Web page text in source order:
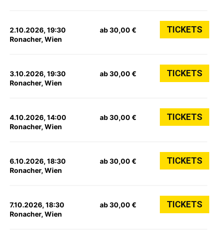
2.10.2026, 19:30
Ronacher, Wien
ab 30,00 € TICKETS
3.10.2026, 19:30
Ronacher, Wien
ab 30,00 € TICKETS
4.10.2026, 14:00
Ronacher, Wien
ab 30,00 € TICKETS
6.10.2026, 18:30
Ronacher, Wien
ab 30,00 € TICKETS
7.10.2026, 18:30
Ronacher, Wien
ab 30,00 € TICKETS